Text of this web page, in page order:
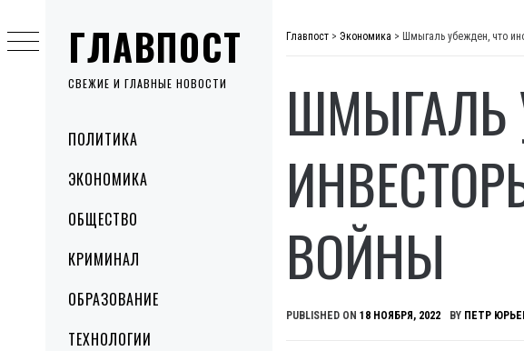
ГЛАВПОСТ
СВЕЖИЕ И ГЛАВНЫЕ НОВОСТИ
MenuПОЛИТИКА
ЭКОНОМИКА
ОБЩЕСТВО
КРИМИНАЛ
ОБРАЗОВАНИЕ
ТЕХНОЛОГИИ
to
content
Главпост > Экономика > Шмыгаль убежден, что
ШМЫГАЛЬ
ВОЙНЫ
PUBLISHED ON 18 НОЯБРЯ, 2022 BY ПЕТР